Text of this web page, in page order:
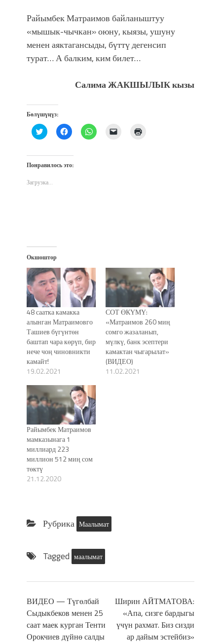
Райымбек Матраимов байланыштуу
«мышык-чычкан» оюну, кыязы, ушуну
менен аяктагансыды, бүттү дегенсип
турат… А балким, ким билет…
Салима ЖАКШЫЛЫК кызы
Бөлүшүңүз:
Нажмите,
чтобы
Twitter
(Открывается
в
окне)
Нажмите,
чтобы
Facebook
(Открывается
в
Нажмите,
чтобы
Послать
ссылку
Понравилось это:
Загрузка...
Окшоштор
48 саатка камакка
алынган Матраимовго
Ташиев бүгүнтөн
баштап чара көрүп, бир
нече чоң чиновникти
камайт!
19.02.2021
СОТ ӨКҮМҮ:
«Матраимов 260 миң
сомго жазаланып,
мүлкү, банк эсептери
камактан чыгарылат»
(ВИДЕО)
11.02.2021
Райымбек Матраимов
мамказынага 1
миллиард 223
миллион 512 миң сом
төктү
21.12.2020
Рубрика Маалымат
Tagged маалымат
ВИДЕО — Түгөлбай
Сыдыкбеков менен 25
саат маек курган Тенти
Орокчиев дүйнө салды
Ширин АЙТМАТОВА:
«Апа, сизге бардыгы
үчүн рахмат. Биз сизди
ар дайым эстейбиз»